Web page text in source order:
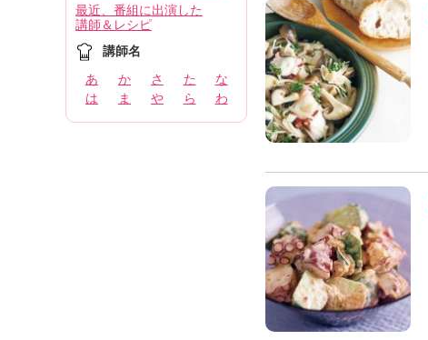
最近、番組に出演した
講師＆レシピ
講師名
あ か さ た
な
は
ま や ら わ